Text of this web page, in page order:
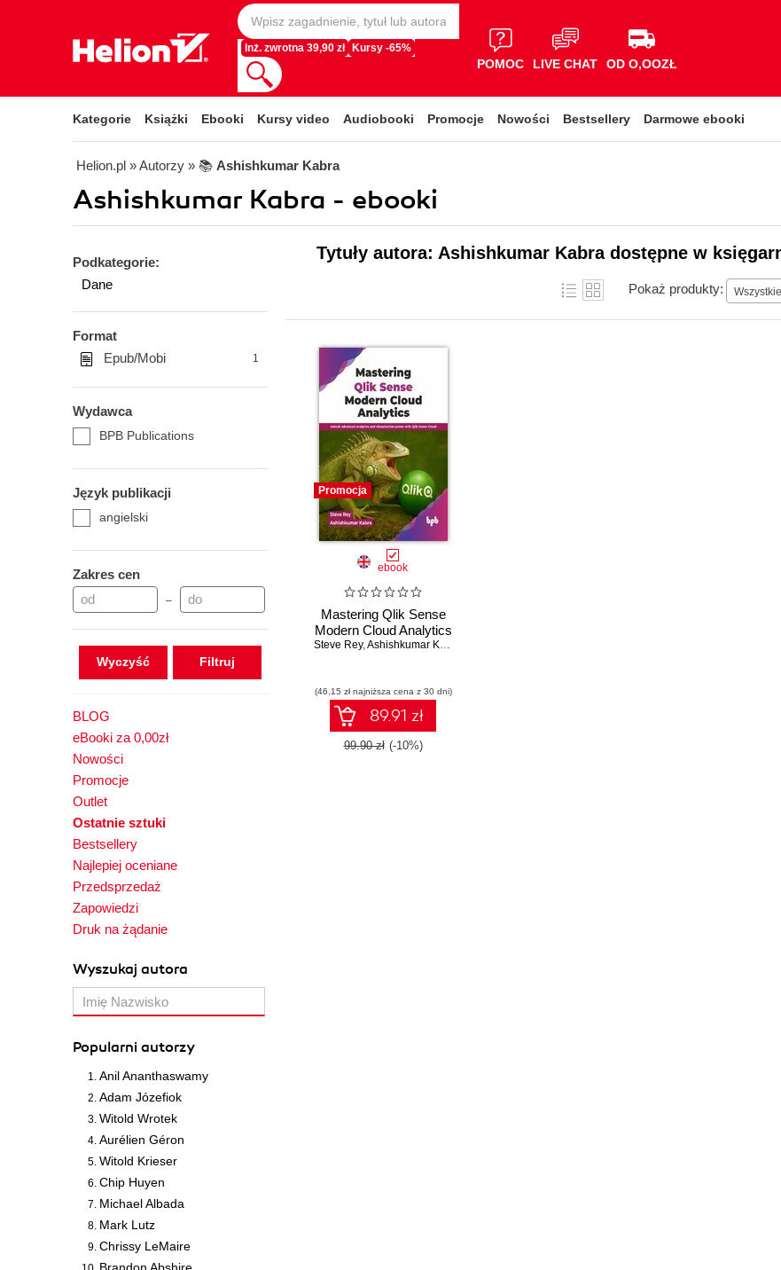
Inż. zwrotna 39,90 zł Kursy -65%
POMOC LIVE CHAT OD O,OOZŁ
Kategorie Książki Ebooki Kursy video Audiobooki Promocje Nowości Bestsellery Darmowe ebooki
Helion.pl » Autorzy » 📚 Ashishkumar Kabra
Ashishkumar Kabra - ebooki
Podkategorie:
Dane
Format
Epub/Mobi
1
Wydawca
BPB Publications
Język publikacji
angielski
Zakres cen
–
Wyczyść
BLOG
eBooki za 0,00zł
Nowości
Promocje
Outlet
Ostatnie sztuki
Bestsellery
Najlepiej oceniane
Przedsprzedaż
Zapowiedzi
Druk na żądanie
Wyszukaj autora
Popularni autorzy
Anil Ananthaswamy
Adam Józefiok
Witold Wrotek
Aurélien Géron
Witold Krieser
Chip Huyen
Michael Albada
Mark Lutz
Chrissy LeMaire
Tytuły autora: Ashishkumar Kabra dostępne w
Pokaż produkty: Wszystkie
Promocja
ebook
Mastering Qlik Sense
Modern Cloud Analytics
Steve Rey,Ashishkumar Kabra
(46,15 zł najniższa cena z 30 dni)
89.91 zł
99.90 zł (-10%)